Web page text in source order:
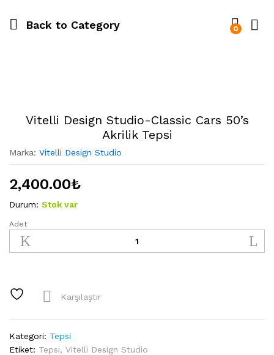
Back to Category 0
Vitelli Design Studio-Classic Cars 50’s
Akrilik Tepsi
Marka: Vitelli Design Studio
2,400.00₺
Durum: Stok var
Vitelli
Design
Studio-
50's
Tepsi
quantity
Adet
Karşılaştır
Kategori: Tepsi
Etiket: Tepsi, Vitelli Design Studio